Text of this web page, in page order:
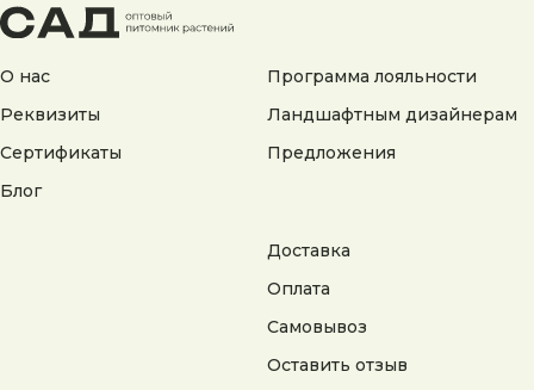
О нас
Реквизиты
Сертификаты
Блог
Программа лояльности
Ландшафтным дизайнерам
Предложения
Доставка
Оплата
Самовывоз
Оставить отзыв
Не является публичной офертой. Информация
Документы:
Согласие на обработку персональных данных
Согласие на получение рекламной информации